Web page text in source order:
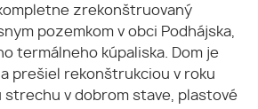
zrekonštruovaný
pozemkom v obci Podhájska,
termálneho kúpaliska. Dom je
prešiel rekonštrukciou v roku
strechu v dobrom stave, plastové